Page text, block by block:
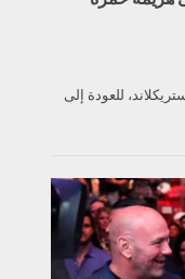
للعودة إلى